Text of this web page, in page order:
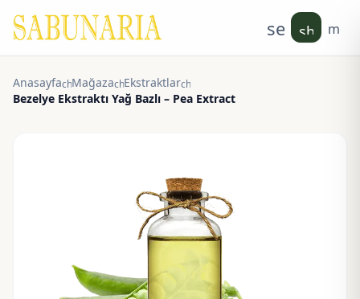
search
Anasayfachevron_right
Mağazachevron_right
Ekstraktlarchevron_right
Bezelye Ekstraktı Yağ Bazlı – Pea Extract